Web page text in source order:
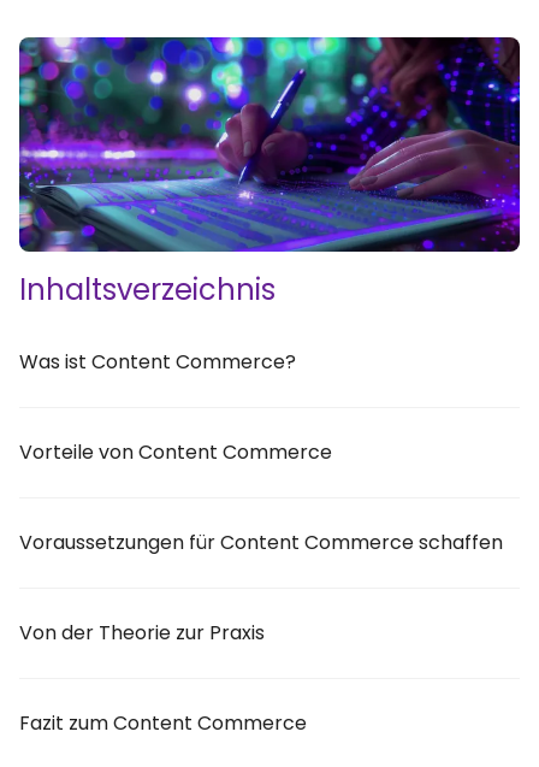
Inhaltsverzeichnis
Was ist Content Commerce?
Vorteile von Content Commerce
Voraussetzungen für Content Commerce schaffen
Von der Theorie zur Praxis
Fazit zum Content Commerce